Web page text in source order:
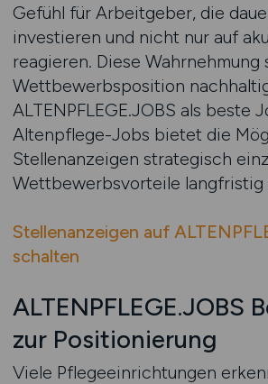
Gefühl für Arbeitgeber, die
investieren und nicht nur auf
reagieren. Diese Wahrnehmung
Wettbewerbsposition
ALTENPFLEGE.JOBS als beste
Altenpflege-Jobs bietet die
Stellenanzeigen strategisch
Wettbewerbsvorteile langfristig
Stellenanzeigen auf
schalten
ALTENPFLEGE.JOBS
zur Positionierung
Viele Pflegeeinrichtungen